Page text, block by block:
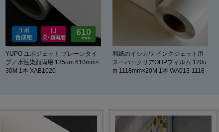
YUPO ユポジェット プレーンタイ
プ／水性染顔両用 135um 610mm×
30M 1本 XAB1020
和紙のイシカワ インクジェット用
スーパークリアOHPフィルム 120u
m 1118mm×20M 1本 WA013-1118